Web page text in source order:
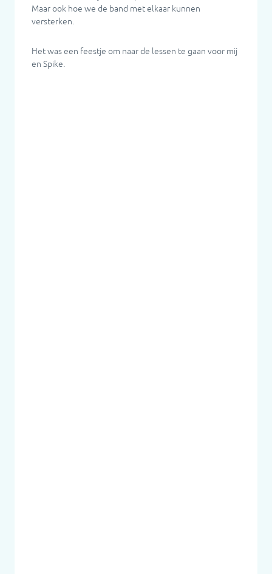
Maar ook hoe we de band met elkaar kunnen
versterken.
Het was een feestje om naar de lessen te gaan voor mij
en Spike.